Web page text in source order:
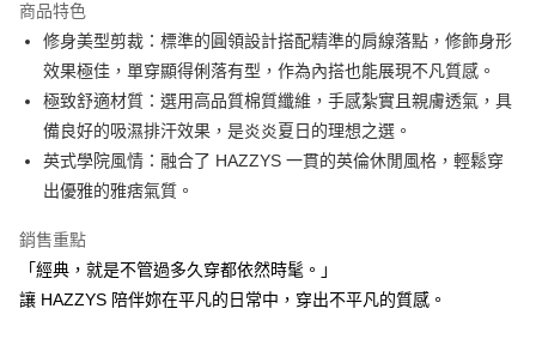
悠遊付
大哥付你分期
相關說明
【大哥付你分期使用說明】
1.本服務由台灣大哥大提供，台灣大哥大用戶可立即使用無須另外申請。
2.付款方式選擇「大哥付你分期」，訂單成立後會自動跳轉到大哥付的交易
流程，驗證手機門號後，選擇欲分期的期數、繳款截止日，確認付款後即完
3.實際核准額度、可分期數及費用金額請依後續交易確認頁面所載為準。
4.訂單成立30分鐘內，如未前往確認交易或遇審核未通過，訂單將自動取
消。如遇「轉專審核」未通過狀況，表示未達大哥付你分期系統評分，恕無
法說明評估內容。
AFTEE先享後付
相關說明
【關於「AFTEE先享後付」】
便利好安心！
１．簡單：不需註冊會員、不需綁卡、不需儲值。
２．便利：只要手機號碼，簡訊認證，即可結帳。
３．安心：先確認商品／服務後，再付款。
運送方式
全家取貨付款
商品特色
修身美型剪裁：標準的圓領設計搭配精準的肩線落點，修飾身形
效果極佳，單穿顯得俐落有型，作為內搭也能展現不凡質感。
極致舒適材質：選用高品質棉質纖維，手感紮實且親膚透氣，具
備良好的吸濕排汗效果，是炎炎夏日的理想之選。
英式學院風情：融合了 HAZZYS 一貫的英倫休閒風格，輕鬆穿
出優雅的雅痞氣質。
銷售重點
「經典，就是不管過多久穿都依然時髦。」
讓 HAZZYS 陪伴妳在平凡的日常中，穿出不平凡的質感。